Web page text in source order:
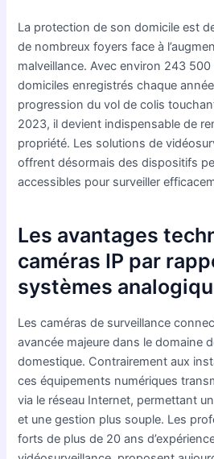
La protection de son domicile est
de nombreux foyers face à
malveillance. Avec environ 243
domiciles enregistrés chaque
progression du vol de colis
2023, il devient indispensable de
propriété. Les solutions de
offrent désormais des dispositifs
accessibles pour surveiller
Les avantages
caméras IP par
systèmes
Les caméras de surveillance
avancée majeure dans le domaine
domestique. Contrairement aux
ces équipements numériques
via le réseau Internet, permettant
et une gestion plus souple. Les
forts de plus de 20 ans